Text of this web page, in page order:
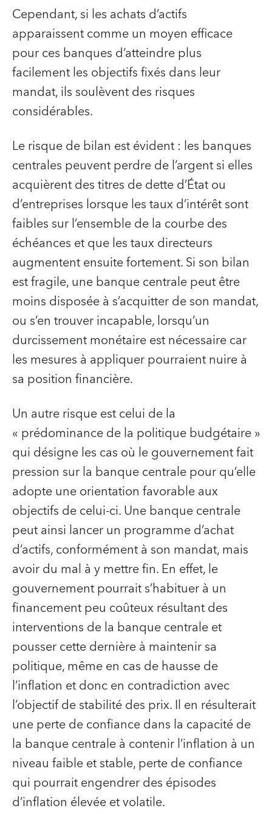
Cependant, si les achats d’actifs
apparaissent comme un moyen efficace
pour ces banques d’atteindre plus
facilement les objectifs fixés dans leur
mandat, ils soulèvent des risques
considérables.
Le risque de bilan est évident : les banques
centrales peuvent perdre de l’argent si elles
acquièrent des titres de dette d’État ou
d’entreprises lorsque les taux d’intérêt sont
faibles sur l’ensemble de la courbe des
échéances et que les taux directeurs
augmentent ensuite fortement. Si son bilan
est fragile, une banque centrale peut être
moins disposée à s’acquitter de son mandat,
ou s’en trouver incapable, lorsqu’un
durcissement monétaire est nécessaire car
les mesures à appliquer pourraient nuire à
sa position financière.
Un autre risque est celui de la
« prédominance de la politique budgétaire »
qui désigne les cas où le gouvernement fait
pression sur la banque centrale pour qu’elle
adopte une orientation favorable aux
objectifs de celui-ci. Une banque centrale
peut ainsi lancer un programme d’achat
d’actifs, conformément à son mandat, mais
avoir du mal à y mettre fin. En effet, le
gouvernement pourrait s’habituer à un
financement peu coûteux résultant des
interventions de la banque centrale et
pousser cette dernière à maintenir sa
politique, même en cas de hausse de
l’inflation et donc en contradiction avec
l’objectif de stabilité des prix. Il en résulterait
une perte de confiance dans la capacité de
la banque centrale à contenir l’inflation à un
niveau faible et stable, perte de confiance
qui pourrait engendrer des épisodes
d’inflation élevée et volatile.